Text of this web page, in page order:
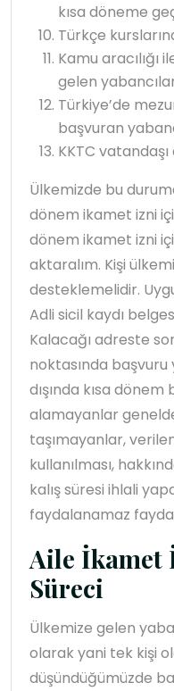
kısa döneme
Türkçe
Kamu aracılığı
gelen
Türkiye’de
başvuran
KKTC
Ülkemizde bu
dönem ikamet izni
dönem ikamet izni
aktaralım. Kişi
desteklemelidir.
Adli sicil kaydı
Kalacağı adreste
noktasında
dışında kısa
alamayanlar
taşımayanlar,
kullanılması,
kalış süresi ihlali
faydalanamaz
Aile İkamet
Süreci
Ülkemize gelen
olarak yani tek kişi
düşündüğümüzde